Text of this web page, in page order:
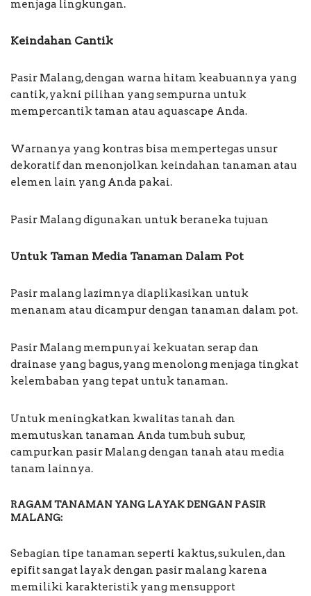
menjaga lingkungan.
Keindahan Cantik
Pasir Malang, dengan warna hitam keabuannya yang
cantik, yakni pilihan yang sempurna untuk
mempercantik taman atau aquascape Anda.
Warnanya yang kontras bisa mempertegas unsur
dekoratif dan menonjolkan keindahan tanaman atau
elemen lain yang Anda pakai.
Pasir Malang digunakan untuk beraneka tujuan
Untuk Taman Media Tanaman Dalam Pot
Pasir malang lazimnya diaplikasikan untuk
menanam atau dicampur dengan tanaman dalam pot.
Pasir Malang mempunyai kekuatan serap dan
drainase yang bagus, yang menolong menjaga tingkat
kelembaban yang tepat untuk tanaman.
Untuk meningkatkan kwalitas tanah dan
memutuskan tanaman Anda tumbuh subur,
campurkan pasir Malang dengan tanah atau media
tanam lainnya.
RAGAM TANAMAN YANG LAYAK DENGAN PASIR
MALANG:
Sebagian tipe tanaman seperti kaktus, sukulen, dan
epifit sangat layak dengan pasir malang karena
memiliki karakteristik yang mensupport